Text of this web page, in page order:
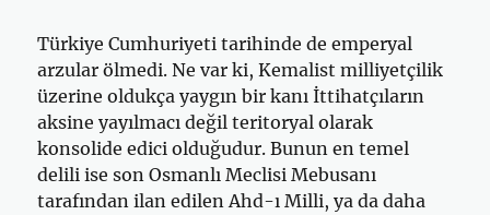
Türkiye Cumhuriyeti tarihinde de emperyal
arzular ölmedi. Ne var ki, Kemalist milliyetçilik
üzerine oldukça yaygın bir kanı İttihatçıların
aksine yayılmacı değil teritoryal olarak
konsolide edici olduğudur. Bunun en temel
delili ise son Osmanlı Meclisi Mebusanı
tarafından ilan edilen Ahd-ı Milli, ya da daha